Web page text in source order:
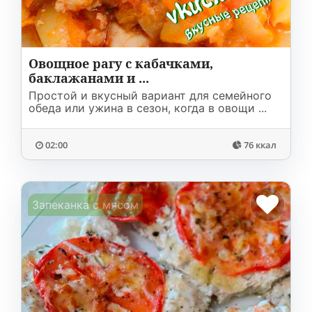
Овощное рагу с кабачками,
баклажанами и ...
Простой и вкусный вариант для семейного
обеда или ужина в сезон, когда в овощи ...
02:00 76 ккал
Запеканка с мясом